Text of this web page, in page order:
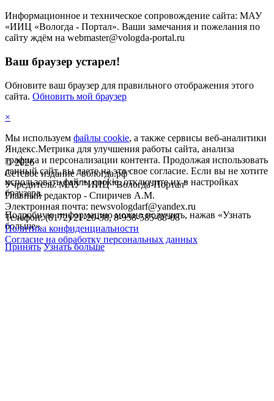
©2026
Сетевое издание "вологда.рф"
Учредитель: МАУ "ИИЦ "Вологда-Портал"
Главный редактор - Спиричев А.М.
Электронная почта: newsvologdarf@yandex.ru
Телефон: (8172) 21-20-38, 8-958-585-08-08
Политика конфиденциальности
Согласие на обработку персональных данных
Информационное и техническое сопровождение сайта: МАУ
«ИИЦ «Вологда - Портал». Ваши замечания и пожелания по
сайту ждём на webmaster@vologda-portal.ru
Ваш браузер устарел!
Обновите ваш браузер для правильного отображения этого
сайта. Обновить мой браузер
×
Мы используем файлы cookie, а также сервисы веб-аналитики
Яндекс.Метрика для улучшения работы сайта, анализа
трафика и персонализации контента. Продолжая использовать
данный сайт, вы даете на это свое согласие. Если вы не хотите
использовать файлы cookie, отключите их в настройках
браузера.
Подробную информацию можно получить, нажав «Узнать
больше».
Принять Узнать больше